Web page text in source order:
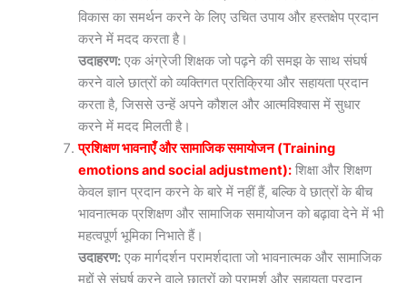
विकास का समर्थन करने के लिए उचित उपाय और हस्तक्षेप प्रदान
करने में मदद करता है।
उदाहरण: एक अंग्रेजी शिक्षक जो पढ़ने की समझ के साथ संघर्ष
करने वाले छात्रों को व्यक्तिगत प्रतिक्रिया और सहायता प्रदान
करता है, जिससे उन्हें अपने कौशल और आत्मविश्वास में सुधार
करने में मदद मिलती है।
प्रशिक्षण भावनाएँ और सामाजिक समायोजन (Training
emotions and social adjustment): शिक्षा और शिक्षण
केवल ज्ञान प्रदान करने के बारे में नहीं हैं, बल्कि वे छात्रों के बीच
भावनात्मक प्रशिक्षण और सामाजिक समायोजन को बढ़ावा देने में भी
महत्वपूर्ण भूमिका निभाते हैं।
उदाहरण: एक मार्गदर्शन परामर्शदाता जो भावनात्मक और सामाजिक
मुद्दों से संघर्ष करने वाले छात्रों को परामर्श और सहायता प्रदान